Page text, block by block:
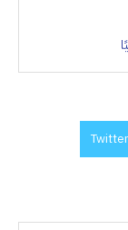
Twitter